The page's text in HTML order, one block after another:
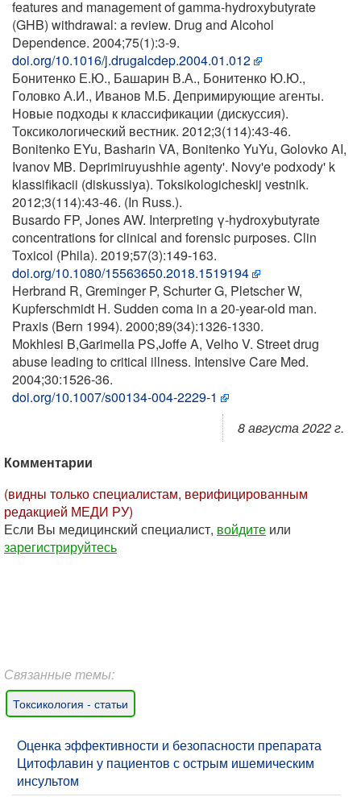
features and management of gamma-hydroxybutyrate
(GHB) withdrawal: a review. Drug and Alcohol
Dependence. 2004;75(1):3-9.
doi.org/10.1016/j.drugalcdep.2004.01.012
Бонитенко Е.Ю., Башарин В.А., Бонитенко Ю.Ю.,
Головко А.И., Иванов М.Б. Депримирующие агенты.
Новые подходы к классификации (дискуссия).
Токсикологический вестник. 2012;3(114):43-46.
Bonitenko EYu, Basharin VA, Bonitenko YuYu, Golovko AI,
Ivanov MB. Deprimiruyushhie agenty'. Novy'e podxody' k
klassifikacii (diskussiya). Toksikologicheskij vestnik.
2012;3(114):43-46. (In Russ.).
Busardo FP, Jones AW. Interpreting γ-hydroxybutyrate
concentrations for clinical and forensic purposes. Clin
Toxicol (Phila). 2019;57(3):149-163.
doi.org/10.1080/15563650.2018.1519194
Herbrand R, Greminger P, Schurter G, Pletscher W,
Kupferschmidt H. Sudden coma in a 20-year-old man.
Praxis (Bern 1994). 2000;89(34):1326-1330.
Mokhlesi B,Garimella PS,Joffe A, Velho V. Street drug
abuse leading to critical illness. Intensive Care Med.
2004;30:1526-36.
doi.org/10.1007/s00134-004-2229-1
8 августа 2022 г.
Комментарии
(видны только специалистам, верифицированным
редакцией МЕДИ РУ)
Если Вы медицинский специалист, войдите или
зарегистрируйтесь
Связанные темы:
Токсикология - статьи
Оценка эффективности и безопасности препарата
Цитофлавин у пациентов с острым ишемическим
инсультом